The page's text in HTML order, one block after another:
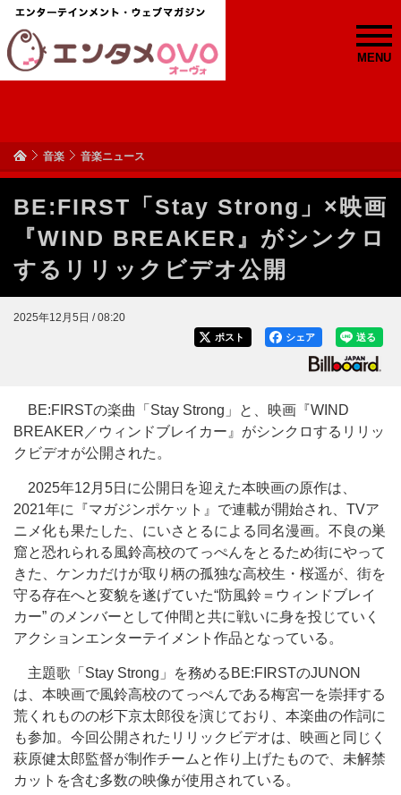
MENU
音楽 音楽ニュース
BE:FIRST「Stay Strong」×映画
『WIND BREAKER』がシンクロ
するリリックビデオ公開
2025年12月5日 / 08:20
送る
シェア
ポスト
BE:FIRSTの楽曲「Stay Strong」と、映画『WIND
BREAKER／ウィンドブレイカー』がシンクロするリリッ
クビデオが公開された。
2025年12月5日に公開日を迎えた本映画の原作は、
2021年に『マガジンポケット』で連載が開始され、TVア
ニメ化も果たした、にいさとるによる同名漫画。不良の巣
窟と恐れられる風鈴高校のてっぺんをとるため街にやって
きた、ケンカだけが取り柄の孤独な高校生・桜遥が、街を
守る存在へと変貌を遂げていた“防風鈴＝ウィンドブレイ
カー” のメンバーとして仲間と共に戦いに身を投じていく
アクションエンターテイメント作品となっている。
主題歌「Stay Strong」を務めるBE:FIRSTのJUNON
は、本映画で風鈴高校のてっぺんである梅宮一を崇拝する
荒くれものの杉下京太郎役を演じており、本楽曲の作詞に
も参加。今回公開されたリリックビデオは、映画と同じく
萩原健太郎監督が制作チームと作り上げたもので、未解禁
カットを含む多数の映像が使用されている。